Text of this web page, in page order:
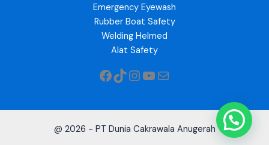
Emergency Eyewash
Rubber Boat Safety
Welding Helmed
Alat Safety
@ 2026 - PT Dunia Cakrawala Anugerah